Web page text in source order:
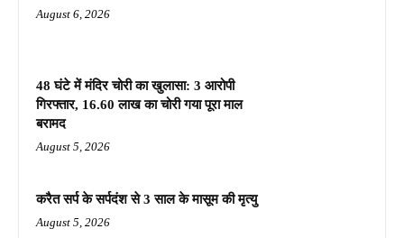
August 6, 2026
48 घंटे में मंदिर चोरी का खुलासा: 3 आरोपी
गिरफ्तार, 16.60 लाख का चोरी गया पूरा माल
बरामद
August 5, 2026
करैत सर्प के सर्पदंश से 3 साल के मासूम की मृत्यु
August 5, 2026